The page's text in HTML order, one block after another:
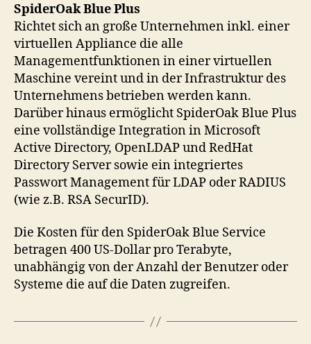
SpiderOak Blue Plus
Richtet sich an große Unternehmen inkl. einer
virtuellen Appliance die alle
Managementfunktionen in einer virtuellen
Maschine vereint und in der Infrastruktur des
Unternehmens betrieben werden kann.
Darüber hinaus ermöglicht SpiderOak Blue Plus
eine vollständige Integration in Microsoft
Active Directory, OpenLDAP und RedHat
Directory Server sowie ein integriertes
Passwort Management für LDAP oder RADIUS
(wie z.B. RSA SecurID).
Die Kosten für den SpiderOak Blue Service
betragen 400 US-Dollar pro Terabyte,
unabhängig von der Anzahl der Benutzer oder
Systeme die auf die Daten zugreifen.